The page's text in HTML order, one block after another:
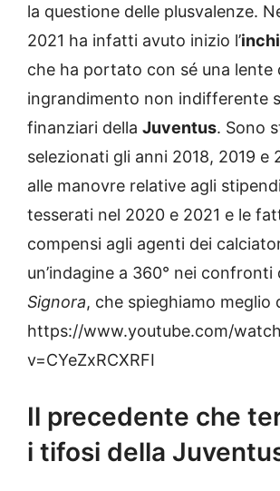
la questione delle plusvalenze.
2021 ha infatti avuto inizio l’
che ha portato con sé una lente
ingrandimento non indifferente
finanziari della Juventus. Sono
selezionati gli anni 2018, 2019 e
alle manovre relative agli
tesserati nel 2020 e 2021 e le
compensi agli agenti dei
un’indagine a 360° nei confronti
Signora, che spieghiamo meglio
https://www.youtube.com/
v=CYeZxRCXRFI
Il precedente che
i tifosi della